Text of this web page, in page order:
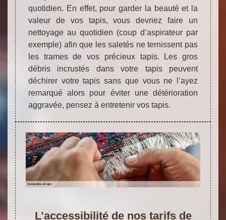
quotidien. En effet, pour garder la beauté et la
valeur de vos tapis, vous devriez faire un
nettoyage au quotidien (coup d’aspirateur par
exemple) afin que les saletés ne ternissent pas
les trames de vos précieux tapis. Les gros
débris incrustés dans votre tapis peuvent
déchirer votre tapis sans que vous ne l’ayez
remarqué alors pour éviter une détérioration
aggravée, pensez à entretenir vos tapis.
L’accessibilité de nos tarifs de